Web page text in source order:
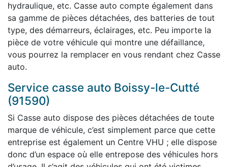
hydraulique, etc. Casse auto compte également dans
sa gamme de pièces détachées, des batteries de tout
type, des démarreurs, éclairages, etc. Peu importe la
pièce de votre véhicule qui montre une défaillance,
vous pourrez la remplacer en vous rendant chez Casse
auto.
Service casse auto Boissy-le-Cutté
(91590)
Si Casse auto dispose des pièces détachées de toute
marque de véhicule, c’est simplement parce que cette
entreprise est également un Centre VHU ; elle dispose
donc d’un espace où elle entrepose des véhicules hors